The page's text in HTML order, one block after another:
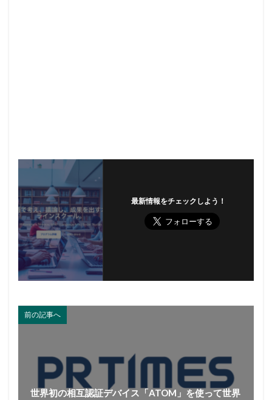
最新情報をチェックしよう！
前の記事へ
世界初の相互認証デバイス「ATOM」を使って世界